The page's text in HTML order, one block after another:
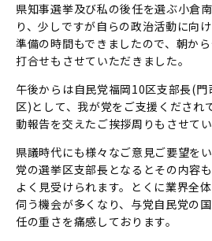
県知事選挙及び私の後任を選ぶ小倉
り、少しですが自らの政治活動に向
準備の時間もできましたので、朝か
打合せもさせていただきました。
午後からは自民党福岡10区支部長(
区)として、我が党をご支援くだされ
動報告を交えたご挨拶周りもさせてい
県議時代にも様々なご意見ご要望を
党の選挙区支部長となるとその内容
よく見受けられます。とくに業界全
伺う機会が多くなり、与党自民党の
任の重さを痛感しております。